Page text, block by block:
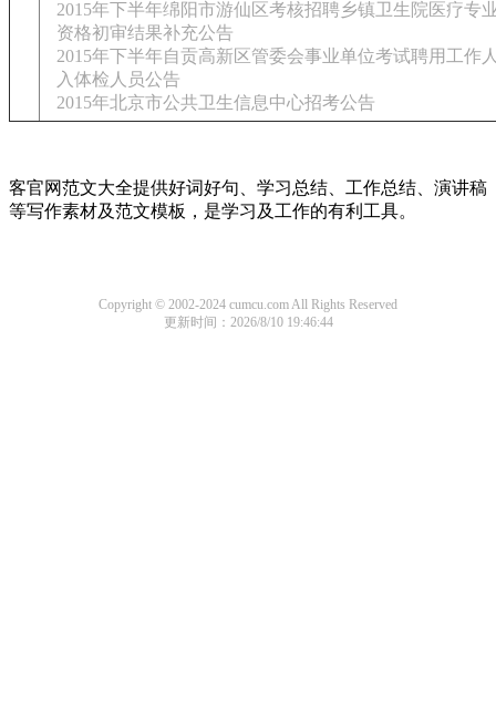
2015年下半年绵阳市游仙区考核招聘乡镇卫生院医疗专
资格初审结果补充公告
2015年下半年自贡高新区管委会事业单位考试聘用工作
入体检人员公告
2015年北京市公共卫生信息中心招考公告
客官网范文大全提供好词好句、学习总结、工作总结、演讲稿
等写作素材及范文模板，是学习及工作的有利工具。
Copyright © 2002-2024 cumcu.com All Rights Reserved
更新时间：2026/8/10 19:46:44